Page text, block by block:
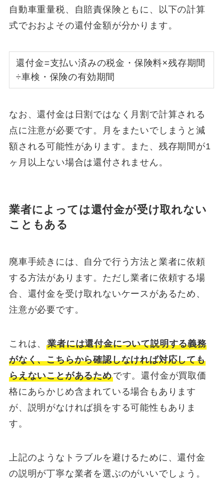
自動車重量税、自賠責保険ともに、以下の計算
式でおおよその還付金額が分かります。
還付金=支払い済みの税金・保険料×残存期間
÷車検・保険の有効期間
なお、還付金は日割ではなく月割で計算される
点に注意が必要です。月をまたいでしまうと減
額される可能性があります。また、残存期間が1
ヶ月以上ない場合は還付されません。
業者によっては還付金が受け取れない
こともある
廃車手続きには、自分で行う方法と業者に依頼
する方法があります。ただし業者に依頼する場
合、還付金を受け取れないケースがあるため、
注意が必要です。
これは、業者には還付金について説明する義務
がなく、こちらから確認しなければ対応しても
らえないことがあるためです。還付金が買取価
格にあらかじめ含まれている場合もあります
が、説明がなければ損をする可能性もありま
す。
上記のようなトラブルを避けるために、還付金
の説明が丁寧な業者を選ぶのがいいでしょう。